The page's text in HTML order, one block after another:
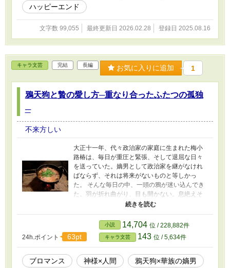
た。 情報がほとんどないファルーハ王国へ向か
うと、国を上げて祝福する民衆に触れ、処刑場
へ向かうものだとばかり思っていたフィリは困
惑する。 狼狽するフィリの元へ現れたのは、浅
供であり、未成年と婚姻の儀を行うのかと不意
を突かれた。 縁談の持ち込みから婚儀までが早
ハッピーエンド
文字数 99,055 最終更新日 2026.02.28 登録日 2025.08.16
キャラ文芸 完結 長編 お気に入りに追加 1
鴉天狗と贄の愛し方─重なり合ったふたつの孤独
─
不来方しい
大正十一年、代々政治家の家庭に生まれた梅小
路椿は、毎日が重圧と緊張、そして退屈な日々
を送っていた。嫡男として政治家を継がなけれ
ばならず、それは将来がないものと等しかっ
た。 そんな毎日の中、一頭の鴉が迷い込んでき
た。羽が折れ曲がり、目も開かない。息絶えそ
うな鴉を看病すると、次第に元気になってい
く。鴉も椿へ懐き、椿の心には暖かなものが芽
生え始めていた。椿にとって、初めての感情だ
った。 学校から帰ると鴉はいなくなっていた。
家政婦の文子は「捨てた」と残酷な言葉を吐き
捨てた。日頃、文子からの冷たい態度も相まっ
て、椿は再び空虚感を感じた。 あるとき、椿の
24h.ポイント 63pt
小説 14,704 位 / 228,882件
キャラ文芸 143 位 / 5,634件
ブロマンス 神様×人間 鴉天狗×華族の嫡男